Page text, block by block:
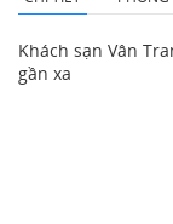
Khách sạn Vân
gần xa